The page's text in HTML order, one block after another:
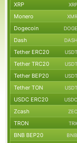
XRP XRP
Monero XMR
Dogecoin DOGE
Dash DASH
Tether ERC20 USDT
Tether TRC20 USDT
Tether BEP20 USDT
Tether TON USDT
USDC ERC20 USDC
Zcash ZEC
TRON TRX
BNB BEP20 BNB